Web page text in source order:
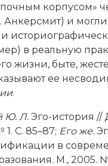
корпусом»
и
в реальную
жизни, быте,
ее
.
Ю. Л. Эго-история
С. 85–87; Его же.
в
М., 2005. №